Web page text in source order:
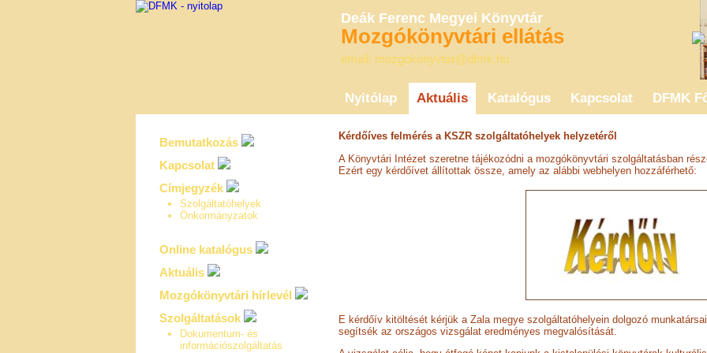
Deák Ferenc Megyei Könyvtár
Mozgókönyvtári ellátás
email: mozgokonyvtar@dfmk.hu
Nyitólap Aktuális Katalógus Kapcsolat DFMK
Bemutatkozás
Kapcsolat
Címjegyzék
Szolgáltatóhelyek
Önkormányzatok
Online katalógus
Aktuális
Mozgókönyvtári hírlevél
Szolgáltatások
Dokumentum- és
információszolgáltatás
Kérdőíves felmérés a KSZR szolgáltatóhelyek helyzetéről
A Könyvtári Intézet szeretne tájékozódni a mozgókönyvtári szolgáltatásban
Ezért egy kérdőívet állítottak össze, amely az alábbi webhelyen hozzáférhető:
E kérdőív kitöltését kérjük a Zala megye szolgáltatóhelyein dolgozó
segítsék az országos vizsgálat eredményes megvalósítását.